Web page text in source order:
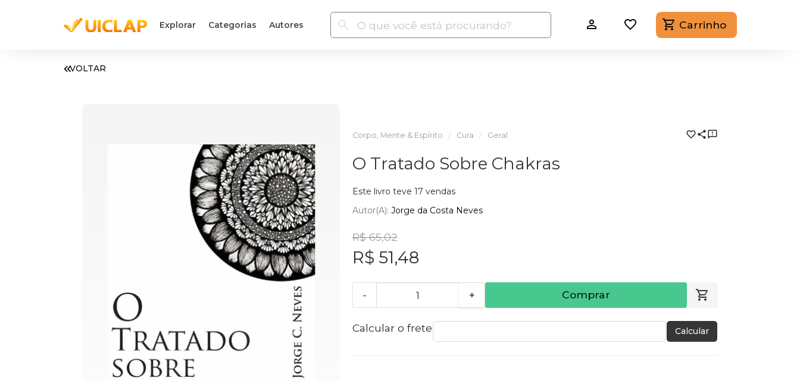
Explorar Categorias Autores Carrinho
VOLTAR
Corpo, Mente & Espírito Cura Geral
O Tratado Sobre Chakras
Este livro teve 17 vendas
Autor(a): Jorge da Costa Neves
R$ 65,02
R$ 51,48
- + Comprar
Calcular o frete Calcular